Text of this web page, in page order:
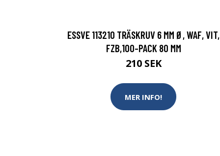
ESSVE 113210 TRÄSKRUV 6 MM Ø, WAF, VIT,
FZB,100-PACK 80 MM
210 SEK
MER INFO!